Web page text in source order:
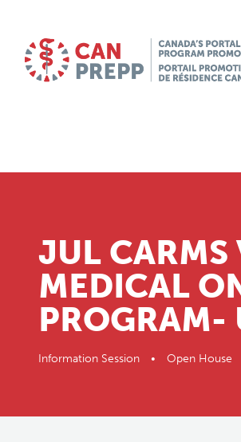
JUL CARMS
MEDICAL
PROGRAM-
Information Session • Open House